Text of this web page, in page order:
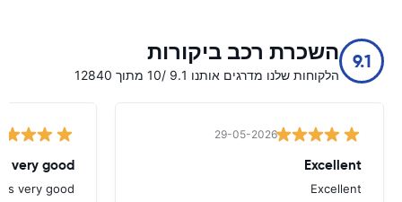
9.1 השכרת רכב ביקורות
הלקוחות שלנו מדרגים אותנו 9.1 /10 מתוך 12840
29-05-2026
Excellent
Excellent
very good
very good